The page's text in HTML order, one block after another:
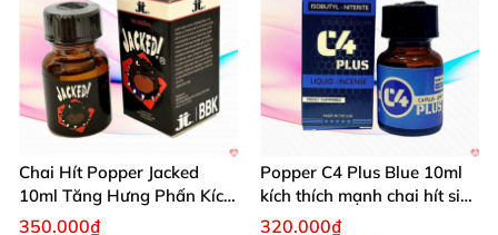
Chai Hít Popper Jacked
10ml Tăng Hưng Phấn Kích
Thích Mạnh Mẽ
350.000₫
Popper C4 Plus Blue 10ml
kích thích mạnh chai hít siêu
đỉnh
320.000₫